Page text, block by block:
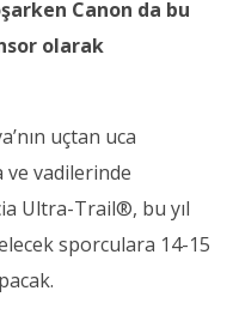
Canon da bu
olarak
uçtan uca
ve vadilerinde
Ultra-Trail®, bu yıl
sporculara 14-15